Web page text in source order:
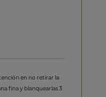
en no retirar la
fina y blanquearlas 3